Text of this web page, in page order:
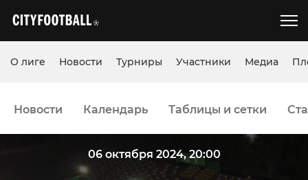
О лиге Новости Турниры Участники Медиа
Новости Календарь Таблицы и сетки
06 октября 2024, 20:00